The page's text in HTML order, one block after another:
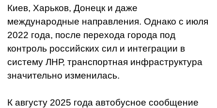
Киев, Харьков, Донецк и даже
международные направления. Однако с июля
2022 года, после перехода города под
контроль российских сил и интеграции в
систему ЛНР, транспортная инфраструктура
значительно изменилась.
К августу 2025 года автобусное сообщение